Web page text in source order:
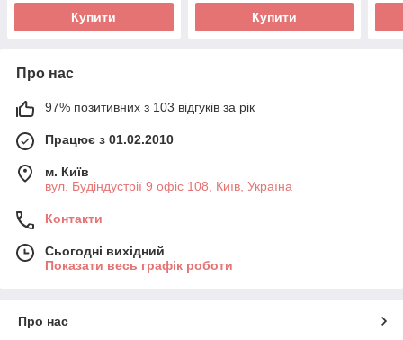
Купити Купити
Про нас
97% позитивних з 103 відгуків за рік
Працює з 01.02.2010
м. Київ
вул. Будіндустрії 9 офіс 108, Київ, Україна
Контакти
Сьогодні вихідний
Показати весь графік роботи
Про нас